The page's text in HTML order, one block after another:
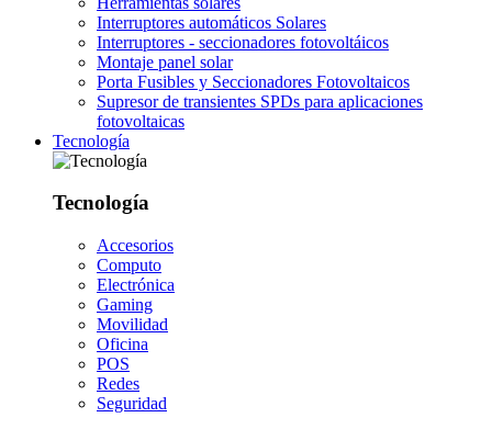
Interruptores automáticos Solares
Interruptores - seccionadores fotovoltáicos
Montaje panel solar
Porta Fusibles y Seccionadores Fotovoltaicos
Supresor de transientes SPDs para aplicaciones
fotovoltaicas
Tecnología
Tecnología
Accesorios
Computo
Electrónica
Gaming
Movilidad
Oficina
POS
Redes
Seguridad